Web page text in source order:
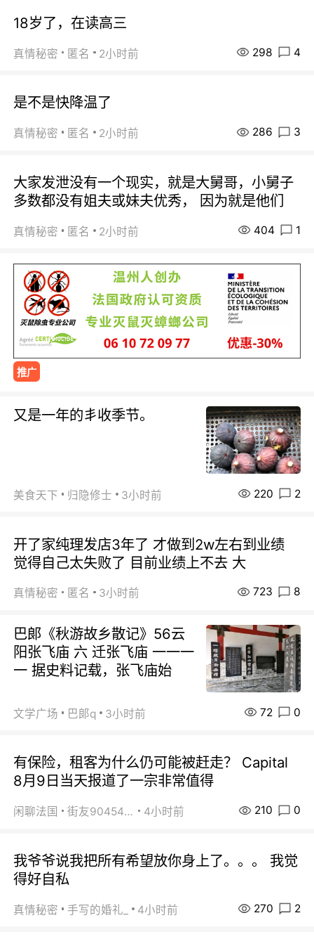
18岁了，在读高三
真情秘密 匿名 2小时前 298 4
是不是快降温了
真情秘密 匿名 2小时前 286 3
大家发泄没有一个现实，就是大舅哥，小舅子
多数都没有姐夫或妹夫优秀， 因为就是他们
真情秘密 匿名 2小时前 404 1
推广
又是一年的丯收季节。
美食天下 归隐修士 3小时前 220 2
开了家纯理发店3年了 才做到2w左右到业绩
觉得自己太失败了 目前业绩上不去 大
真情秘密 匿名 3小时前 723 8
巴郞《秋游故乡散记》56云
阳张飞庙 六 迁张飞庙 一一一
一 据史料记载，张飞庙始
文学广场 巴郞q 3小时前 72 0
有保险，租客为什么仍可能被赶走？ Capital
8月9日当天报道了一宗非常值得
闲聊法国 街友90454511 4小时前 210 0
我爷爷说我把所有希望放你身上了。。。 我觉
得好自私
真情秘密 手写的婚礼_ 4小时前 270 2